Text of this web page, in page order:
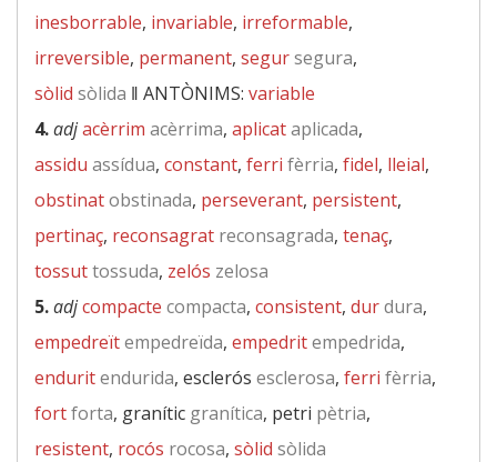
inesborrable, invariable, irreformable,
irreversible, permanent, segursegura,
sòlid sòlida ‖ ANTÒNIMS: variable
4.adjacèrrim acèrrima, aplicataplicada,
assidu assídua, constant, ferri fèrria, fidel, lleial,
obstinatobstinada, perseverant, persistent,
pertinaç, reconsagrat reconsagrada, tenaç,
tossuttossuda, zelós zelosa
5.adjcompacte compacta, consistent, durdura,
empedreïtempedreïda, empedritempedrida,
enduritendurida, esclerós esclerosa, ferri fèrria,
fortforta, granític granítica, petri pètria,
resistent, rocós rocosa, sòlid sòlida